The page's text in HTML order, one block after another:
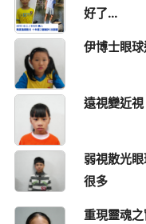
好了...
伊博士眼
遠視變近
弱視散光
很多
重現靈魂之